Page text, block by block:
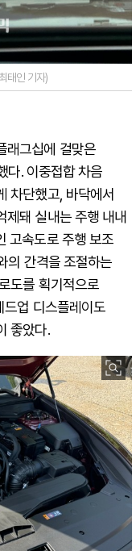
태인 기자)
래그십에 걸맞은
다. 이중접합 차음
차단했고, 바닥에서
제돼 실내는 주행 내내
고속도로 주행 보조
의 간격을 조절하는
도를 획기적으로
업 디스플레이도
좋았다.